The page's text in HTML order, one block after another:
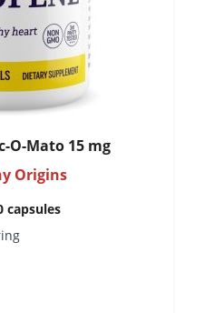
O-Mato 15 mg
Origins
capsules